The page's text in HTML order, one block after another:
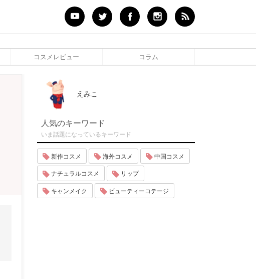
コスメレビュー コラム
えみこ
人気のキーワード
いま話題になっているキーワード
新作コスメ 海外コスメ 中国コスメ
ナチュラルコスメ リップ
キャンメイク ビューティーコテージ